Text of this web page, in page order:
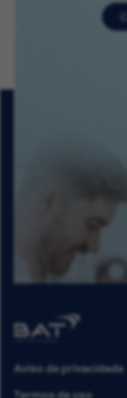
Aviso de privacidade
Termos de uso